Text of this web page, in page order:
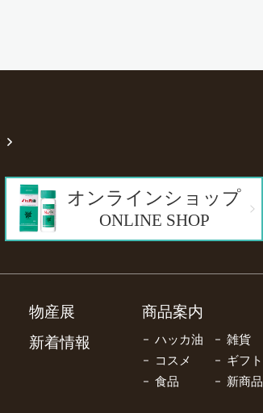
オンラインショップ
ONLINE SHOP
物産展
新着情報
商品案内
ハッカ油
雑貨
コスメ
ギフト
食品
新商品